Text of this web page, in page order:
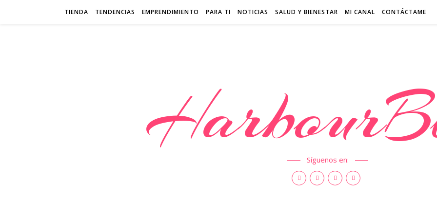
TIENDA TENDENCIAS EMPRENDIMIENTO PARA TI NOTICIAS SALUD Y BIENESTAR MI CANAL CONTÁCTAME
Síguenos en: